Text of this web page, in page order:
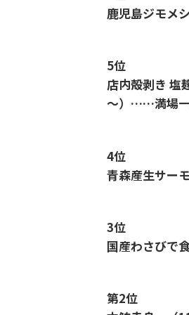
鹿児島ジモメ
5位
店内殻剥き 塩
～）……満場
4位
青森産生サ
3位
国産わさびで
第2位